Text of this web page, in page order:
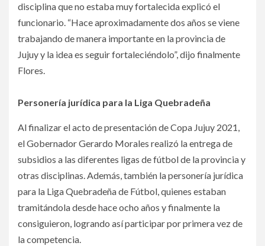
disciplina que no estaba muy fortalecida explicó el
funcionario. “Hace aproximadamente dos años se viene
trabajando de manera importante en la provincia de
Jujuy y la idea es seguir fortaleciéndolo”, dijo finalmente
Flores.
Personería jurídica para la Liga Quebradeña
Al finalizar el acto de presentación de Copa Jujuy 2021,
el Gobernador Gerardo Morales realizó la entrega de
subsidios a las diferentes ligas de fútbol de la provincia y
otras disciplinas. Además, también la personería jurídica
para la Liga Quebradeña de Fútbol, quienes estaban
tramitándola desde hace ocho años y finalmente la
consiguieron, logrando así participar por primera vez de
la competencia.